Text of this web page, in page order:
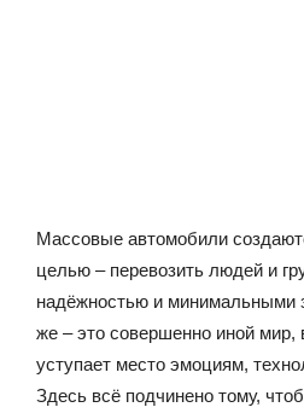
Массовые автомобили
целью – перевозить людей и
надёжностью и минимальными
же – это совершенно иной мир,
уступает место эмоциям,
Здесь всё подчинено тому,